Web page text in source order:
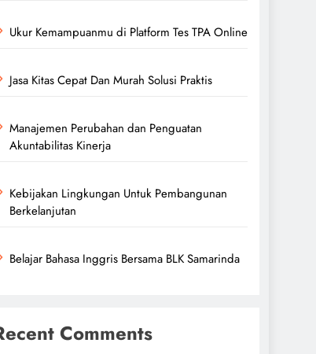
Ukur Kemampuanmu di Platform Tes TPA Online
Jasa Kitas Cepat Dan Murah Solusi Praktis
Manajemen Perubahan dan Penguatan
Akuntabilitas Kinerja
Kebijakan Lingkungan Untuk Pembangunan
Berkelanjutan
Belajar Bahasa Inggris Bersama BLK Samarinda
Comments